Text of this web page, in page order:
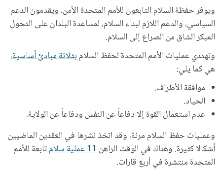
ويوفر حفظة السلام التابعون للأمم المتحدة الأمن، ويقدمون الدعم
السياسي، والدعم اللازم لبناء السلام، لمساعدة البلدان على التحول
المبكر الشاق من الصراع إلى السلام.
وتهتدي عمليات الأمم المتحدة لحفظ السلام بثلاثة مبادئ أساسية،
هي كما يلي:
موافقة الأطراف.
الحياد.
عدم استعمال القوة إلا دفاعاُ عن النفس ودفاعاُ عن الولاية.
وعمليات حفظ السلام مرنة، وقد اتخذ نشرها في العقدين الماضيين
أشكالا كثيرة. وهناك في الوقت الراهن11 عملية سلام
تابعة للأمم
المتحدة منتشرة في أربع قارات.